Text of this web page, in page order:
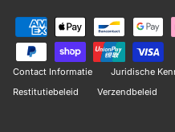
Contact Informatie Juridische
Restitutiebeleid
Verzendbeleid